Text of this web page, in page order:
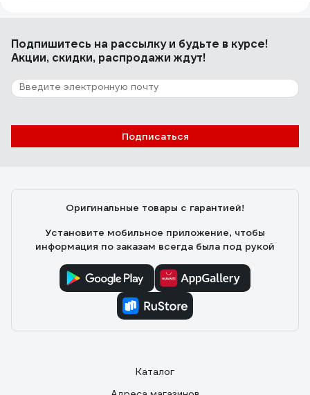
Подпишитесь на рассылкуи будьте в курсе!
Акции, скидки, распродажи ждут!
Подписаться
Оригинальные товары с гарантией!
Установите мобильное приложение, чтобы
информация по заказам всегда была под рукой
Каталог